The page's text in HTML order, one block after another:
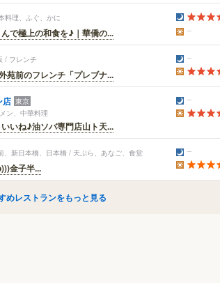
料理、ふぐ、かに
で極上の和食を♪｜華僑の...
/ フレンチ
苑前のフレンチ「プレブナ...
店 東京
ン、中華料理
いね♪油ソバ専門店山ト天...
、新日本橋、日本橋 / 天ぷら、あなご、食堂
金子半...
めレストランをもっと見る